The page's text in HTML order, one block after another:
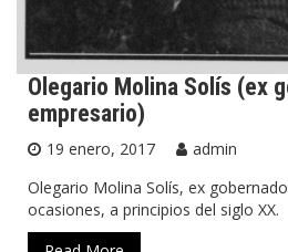
Olegario Molina Solís (ex
empresario)
19 enero, 2017
admin
Olegario Molina Solís, ex
ocasiones, a principios del siglo XX.